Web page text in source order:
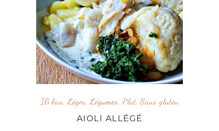
IG bas,Léger,Légumes, Plat,Sans gluten
AIOLI ALLÉGÉ